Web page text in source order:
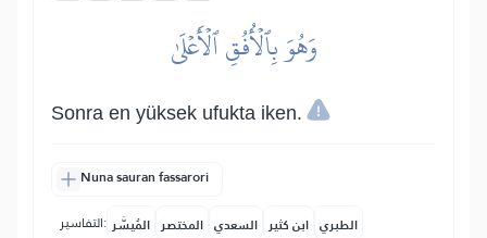
وَهُوَ بِٱلۡأُفُقِ ٱلۡأَعۡلَىٰ
Sonra en yüksek ufukta iken.
Nuna sauran fassarori
التفاسير: المُيسَّر المختصر السعدي ابن كثير الطبري